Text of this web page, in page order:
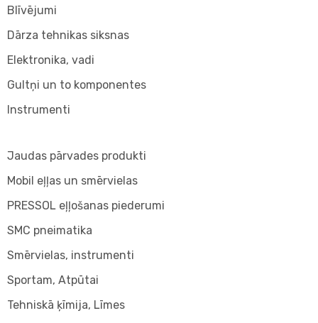
Blīvējumi
Dārza tehnikas siksnas
Elektronika, vadi
Gultņi un to komponentes
Instrumenti
Jaudas pārvades produkti
Mobil eļļas un smērvielas
PRESSOL eļļošanas piederumi
SMC pneimatika
Smērvielas, instrumenti
Sportam, Atpūtai
Tehniskā ķīmija, Līmes